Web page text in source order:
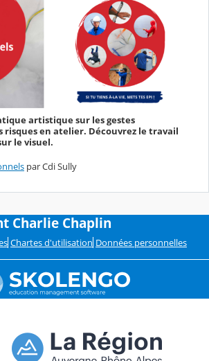
artistique sur les gestes
risques en atelier. Découvrez le travail
le visuel.
par Cdi Sully
Charlie Chaplin
Chartes d'utilisation Données personnelles